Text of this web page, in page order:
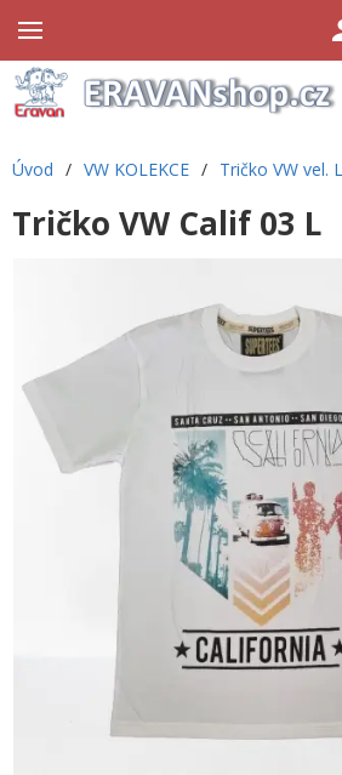
Úvod / VW KOLEKCE / Tričko VW vel. L
Tričko VW Calif 03 L